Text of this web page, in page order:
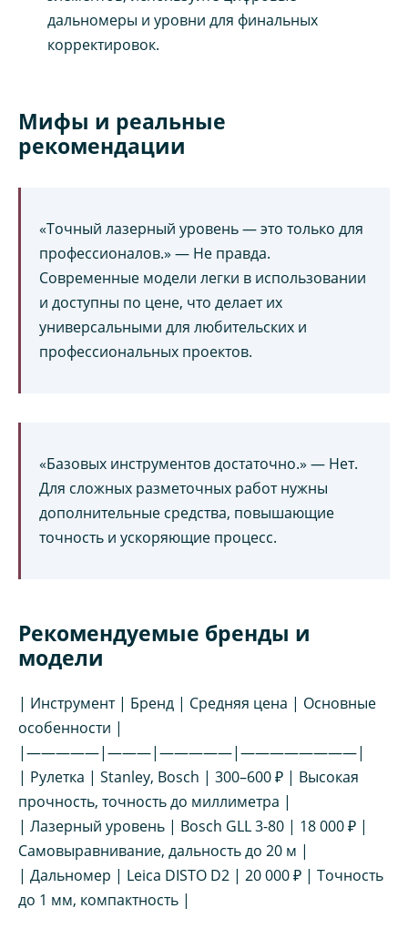
дальномеры и уровни для финальных
корректировок.
Мифы и реальные
рекомендации
«Точный лазерный уровень — это только для
профессионалов.» — Не правда.
Современные модели легки в использовании
и доступны по цене, что делает их
универсальными для любительских и
профессиональных проектов.
«Базовых инструментов достаточно.» — Нет.
Для сложных разметочных работ нужны
дополнительные средства, повышающие
точность и ускоряющие процесс.
Рекомендуемые бренды и
модели
| Инструмент | Бренд | Средняя цена | Основные
особенности |
|—————|———|—————|————————|
| Рулетка | Stanley, Bosch | 300–600 ₽ | Высокая
прочность, точность до миллиметра |
| Лазерный уровень | Bosch GLL 3-80 | 18 000 ₽ |
Самовыравнивание, дальность до 20 м |
| Дальномер | Leica DISTO D2 | 20 000 ₽ | Точность
до 1 мм, компактность |